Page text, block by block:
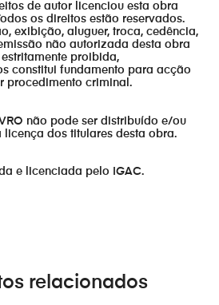
de autor licenciou esta obra
os direitos estão reservados.
exibição, aluguer, troca, cedência,
não autorizada desta obra
proibida,
constitui fundamento para acção
procedimento criminal.
não pode ser distribuído e/ou
dos titulares desta obra.
e licenciada pelo IGAC.
relacionados